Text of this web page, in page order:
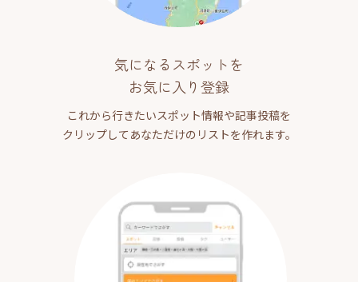
気になるスポットを
お気に入り登録
これから行きたいスポット情報や記事投稿を
クリップしてあなただけのリストを作れます。